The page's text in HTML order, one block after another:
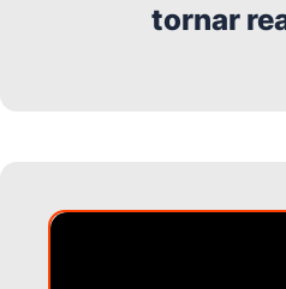
tornar